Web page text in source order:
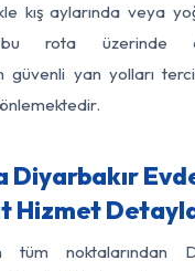
kış aylarında veya
rota üzerinde
güvenli yan yolları
Diyarbakır
Hizmet
tüm noktalarından